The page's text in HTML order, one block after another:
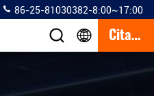
86-25-81030382-8:00~17:00
Citazione